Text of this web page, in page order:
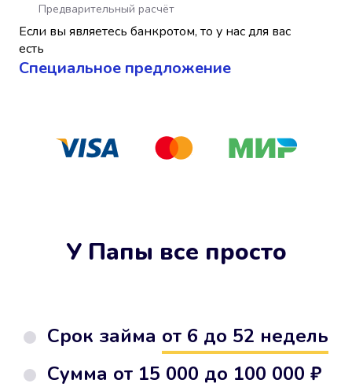
Если вы являетесь банкротом, то у нас для вас
есть
Cпециальное предложение
Предварительный расчёт
У Папы все просто
Срок займа от 6 до 52 недель
Сумма от 15 000 до 100 000 ₽